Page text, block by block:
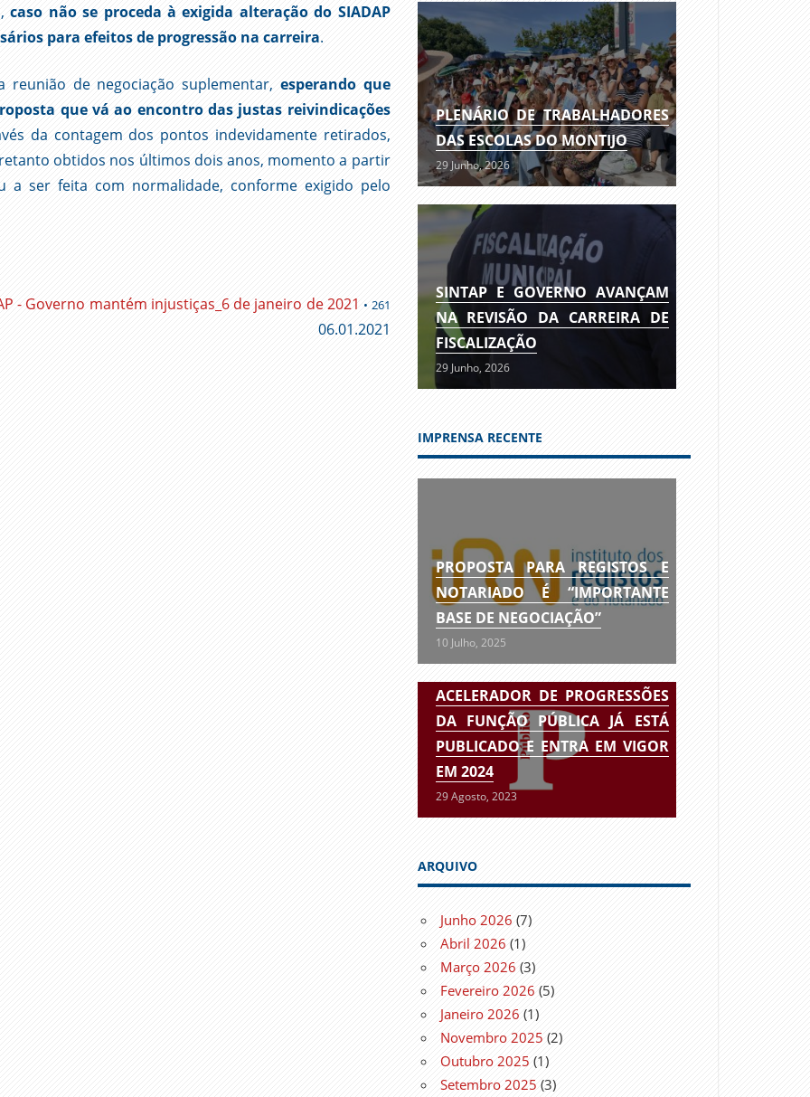
caso não se proceda à exigida alteração do SIADAP
para efeitos de progressão na carreira.
de negociação suplementar, esperando que
que vá ao encontro das justas reivindicações
da contagem dos pontos indevidamente retirados,
obtidos nos últimos dois anos, momento a partir
a ser feita com normalidade, conforme exigido pelo
- Governo mantém injustiças_6 de janeiro de 2021 • 261
06.01.2021
PLENÁRIO DE TRABALHADORES
DAS ESCOLAS DO MONTIJO
29 Junho, 2026
SINTAP E GOVERNO AVANÇAM
NA REVISÃO DA CARREIRA DE
FISCALIZAÇÃO
29 Junho, 2026
IMPRENSA RECENTE
PROPOSTA PARA REGISTOS E
NOTARIADO É “IMPORTANTE
BASE DE NEGOCIAÇÃO”
10 Julho, 2025
ACELERADOR DE PROGRESSÕES
DA FUNÇÃO PÚBLICA JÁ ESTÁ
PUBLICADO E ENTRA EM VIGOR
EM 2024
29 Agosto, 2023
ARQUIVO
Junho 2026 (7)
Abril 2026 (1)
Março 2026 (3)
Fevereiro 2026 (5)
Janeiro 2026 (1)
Novembro 2025 (2)
Outubro 2025 (1)
Setembro 2025 (3)